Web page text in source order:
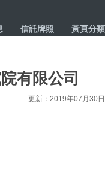
信託牌照 黃頁分類
有限公司
更新：2019年07月30日